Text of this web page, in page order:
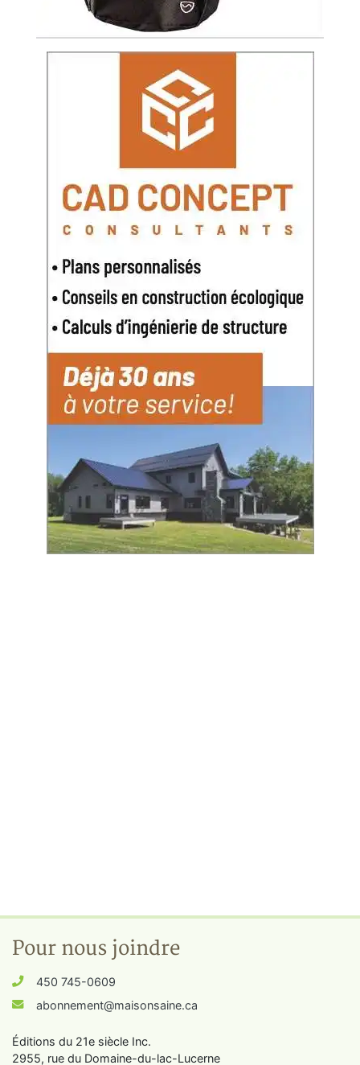
Pour nous joindre
450 745-0609
abonnement@maisonsaine.ca
Éditions du 21e siècle Inc.
2955, rue du Domaine-du-lac-Lucerne